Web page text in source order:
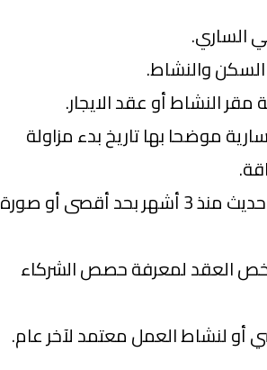
الساري.
والنشاط.
النشاط أو عقد الايجار.
موضحا بها تاريخ بدء مزاولة
مستخرج من سجل تجاري حديث منذ 3 أشهر بحد أقصى أو صورة
العقد لمعرفة حصص الشركاء
لنشاط العمل معتمد لآخر عام.